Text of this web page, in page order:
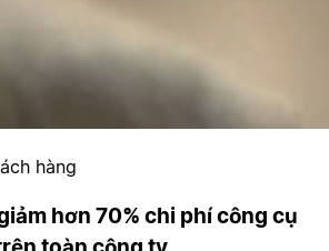
hàng
hơn 70% chi phí công cụ